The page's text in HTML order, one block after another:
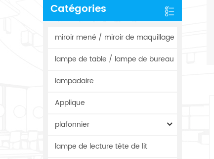
Catégories
miroir mené / miroir de maquillage
lampe de table / lampe de bureau
lampadaire
Applique
plafonnier
lampe de lecture tête de lit